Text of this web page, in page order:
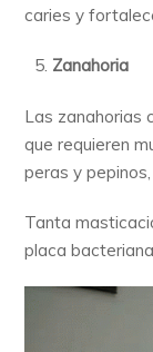
caries y
Zanahoria
Las zanahorias
que requieren
peras y
Tanta
placa